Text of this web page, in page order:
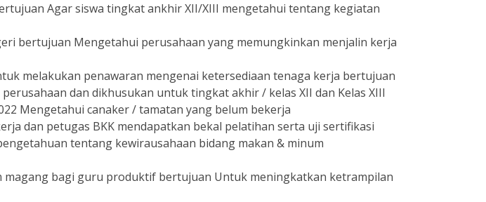
Agar siswa tingkat ankhir XII/XIII mengetahui tentang kegiatan
bertujuan Mengetahui perusahaan yang memungkinkan menjalin kerja
melakukan penawaran mengenai ketersediaan tenaga kerja bertujuan
dan dikhusukan untuk tingkat akhir / kelas XII dan Kelas XIII
Mengetahui canaker / tamatan yang belum bekerja
dan petugas BKK mendapatkan bekal pelatihan serta uji sertifikasi
tentang kewirausahaan bidang makan & minum
bagi guru produktif bertujuan Untuk meningkatkan ketrampilan